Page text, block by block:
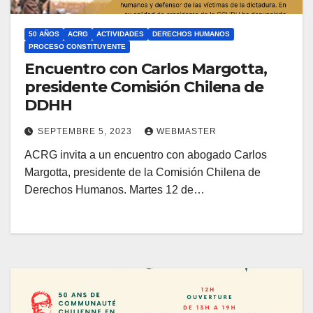
50 AÑOS ACRG ACTIVIDADES
DERECHOS HUMANOS
PROCESO CONSTITUYENTE
Encuentro con Carlos Margotta,
presidente Comisión Chilena de
DDHH
SEPTEMBRE 5, 2023 WEBMASTER
ACRG invita a un encuentro con abogado Carlos
Margotta, presidente de la Comisión Chilena de
Derechos Humanos. Martes 12 de…